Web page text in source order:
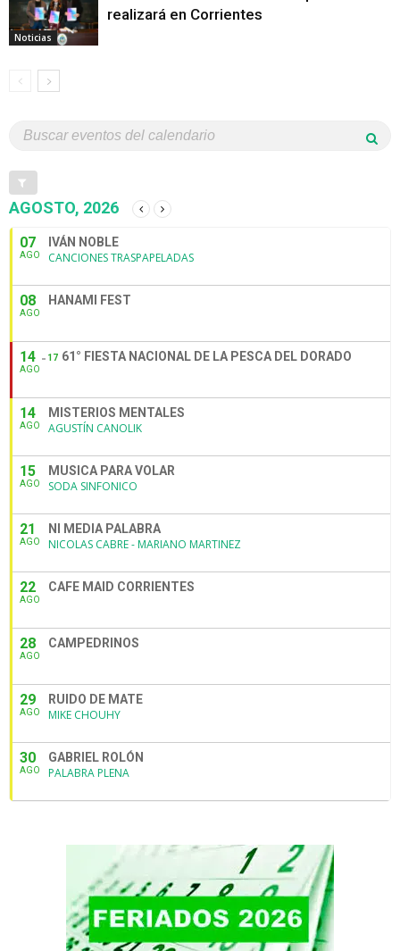
Noticias
realizará en Corrientes
AGOSTO, 2026
07
AGO
IVÁN NOBLE
CANCIONES TRASPAPELADAS
08
AGO
HANAMI FEST
14
AGO
17 61° FIESTA NACIONAL DE LA PESCA DEL DORADO
14
AGO
MISTERIOS MENTALES
AGUSTÍN CANOLIK
15
AGO
MUSICA PARA VOLAR
SODA SINFONICO
21
AGO
NI MEDIA PALABRA
NICOLAS CABRE - MARIANO MARTINEZ
22
AGO
CAFE MAID CORRIENTES
28
AGO
CAMPEDRINOS
29
AGO
RUIDO DE MATE
MIKE CHOUHY
30
AGO
GABRIEL ROLÓN
PALABRA PLENA